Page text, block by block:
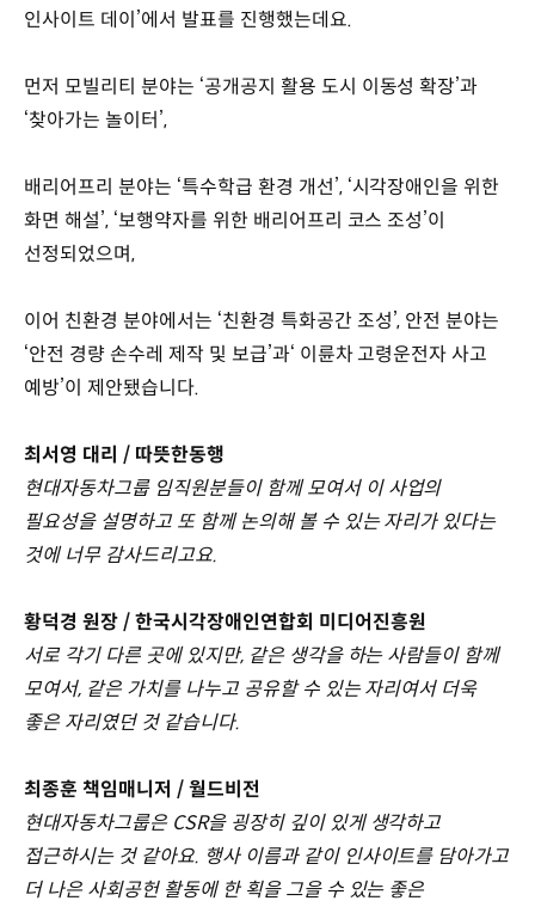
인사이트 데이’에서 발표를 진행했는데요.
먼저 모빌리티 분야는 ‘공개공지 활용 도시 이동성 확장’과
‘찾아가는 놀이터’,
배리어프리 분야는 ‘특수학급 환경 개선’, ‘시각장애인을 위한
화면 해설’, ‘보행약자를 위한 배리어프리 코스 조성’이
선정되었으며,
이어 친환경 분야에서는 ‘친환경 특화공간 조성’, 안전 분야는
‘안전 경량 손수레 제작 및 보급’과‘ 이륜차 고령운전자 사고
예방’이 제안됐습니다.
최서영 대리 / 따뜻한동행
현대자동차그룹 임직원분들이 함께 모여서 이 사업의
필요성을 설명하고 또 함께 논의해 볼 수 있는 자리가 있다는
것에 너무 감사드리고요.
황덕경 원장 / 한국시각장애인연합회 미디어진흥원
서로 각기 다른 곳에 있지만, 같은 생각을 하는 사람들이 함께
모여서, 같은 가치를 나누고 공유할 수 있는 자리여서 더욱
좋은 자리였던 것 같습니다.
최종훈 책임매니저 / 월드비전
현대자동차그룹은 CSR을 굉장히 깊이 있게 생각하고
접근하시는 것 같아요. 행사 이름과 같이 인사이트를 담아가고
더 나은 사회공헌 활동에 한 획을 그을 수 있는 좋은